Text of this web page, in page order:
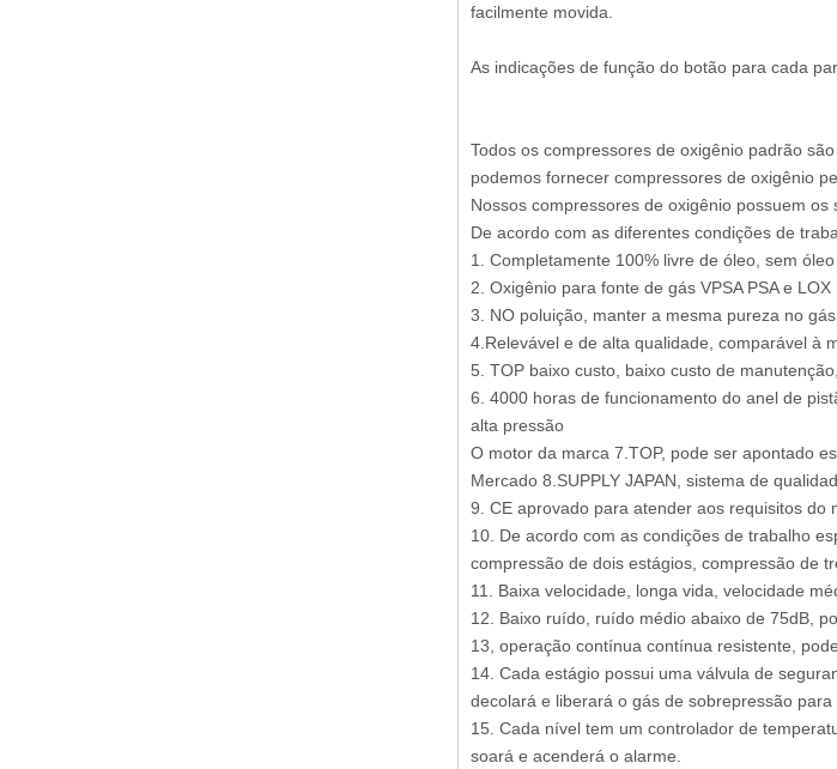
facilmente movida.
As indicações de função do botão para cada
Todos os compressores de oxigênio padrão
podemos fornecer compressores de oxigênio
Nossos compressores de oxigênio possuem os
De acordo com as diferentes condições de
1. Completamente 100% livre de óleo, sem
2. Oxigênio para fonte de gás VPSA PSA e LOX
3. NO poluição, manter a mesma pureza no gás
4.Relevável e de alta qualidade, comparável à
5. TOP baixo custo, baixo custo de
6. 4000 horas de funcionamento do anel de
alta pressão
O motor da marca 7.TOP, pode ser apontado
Mercado 8.SUPPLY JAPAN, sistema de
9. CE aprovado para atender aos requisitos do
10. De acordo com as condições de trabalho
compressão de dois estágios, compressão de
11. Baixa velocidade, longa vida, velocidade
12. Baixo ruído, ruído médio abaixo de 75dB,
13, operação contínua contínua resistente,
14. Cada estágio possui uma válvula de
decolará e liberará o gás de sobrepressão
15. Cada nível tem um controlador de
soará e acenderá o alarme.